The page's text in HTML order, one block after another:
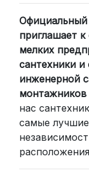
Для
России
СДЭК:
Официальный
приглашает
мелких
сантехники и
инженерной
монтажников
нас
самые